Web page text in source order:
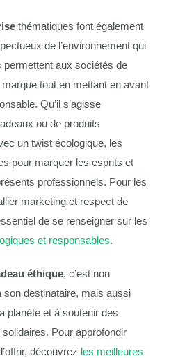
thématiques font également
de l’environnement qui
permettent aux sociétés de
tout en mettant en avant
Qu’il s’agisse
ou de produits
un twist écologique, les
pour marquer les esprits et
professionnels. Pour les
marketing et respect de
de se renseigner sur les
et responsables.
éthique, c’est non
son destinataire, mais aussi
planète et à soutenir des
Pour approfondir
découvrez les meilleures